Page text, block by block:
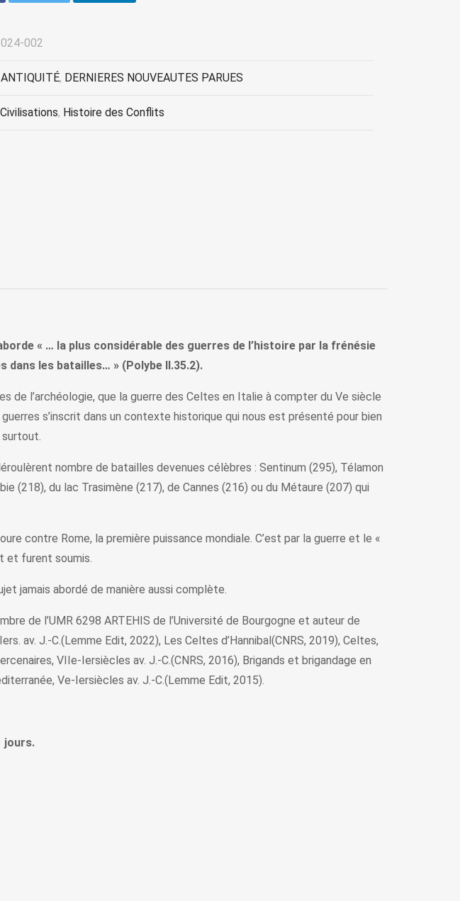
002
ANTIQUITÉ, DERNIERES NOUVEAUTES PARUES
Civilisations, Histoire des Conflits
« … la plus considérable des guerres de l’histoire par la frénésie
dans les batailles… » (Polybe II.35.2).
de l’archéologie, que la guerre des Celtes en Italie à compter du Ve siècle
s’inscrit dans un contexte historique qui nous est présenté pour bien
nombre de batailles devenues célèbres : Sentinum (295), Télamon
(218), du lac Trasimène (217), de Cannes (216) ou du Métaure (207) qui
contre Rome, la première puissance mondiale. C’est par la guerre et le «
et furent soumis.
jamais abordé de manière aussi complète.
de l’UMR 6298 ARTEHIS de l’Université de Bourgogne et auteur de
av. J.-C.(Lemme Edit, 2022), Les Celtes d’Hannibal(CNRS, 2019), Celtes,
VIIe-Iersiècles av. J.-C.(CNRS, 2016), Brigands et brigandage en
Ve-Iersiècles av. J.-C.(Lemme Edit, 2015).
jours.